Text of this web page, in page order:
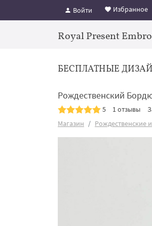
Войти Избранное
Royal Present
БЕСПЛАТНЫЕ
Рождественский
5 1 отзывы
Магазин
Рождественские